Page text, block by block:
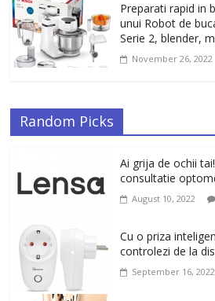
Preparati rapid in
unui Robot de
Serie 2, blender,
November 26, 2022
Random Picks
Ai grija de ochii
consultatie
August 10, 2022
Cu o priza
controlezi de la
September 16, 2022